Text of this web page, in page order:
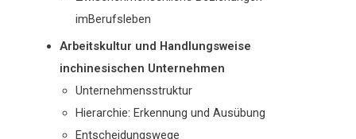
imBerufsleben
Arbeitskultur und Handlungsweise
inchinesischen Unternehmen
Unternehmensstruktur
Hierarchie: Erkennung und Ausübung
Entscheidungswege